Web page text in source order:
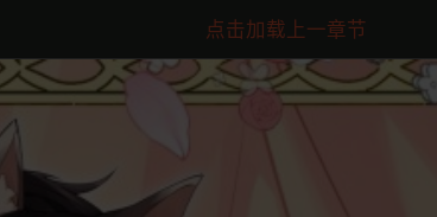
点击加载上一章节